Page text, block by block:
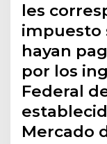
les
impuesto
hayan
por los
Federal
Mercado